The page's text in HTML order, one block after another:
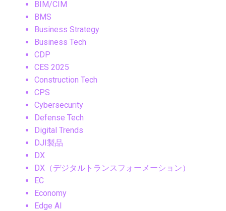
BIM/CIM
BMS
Business Strategy
Business Tech
CDP
CES 2025
Construction Tech
CPS
Cybersecurity
Defense Tech
Digital Trends
DJI製品
DX
DX（デジタルトランスフォーメーション）
EC
Economy
Edge AI